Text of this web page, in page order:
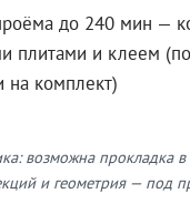
до 240 мин —
плитами и клеем (по
на комплект)
возможна прокладка
и геометрия — под